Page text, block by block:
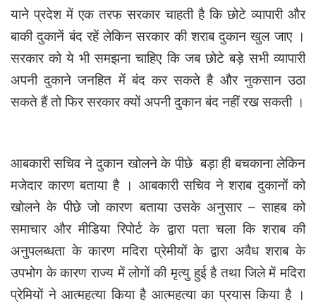
याने प्रदेश में एक तरफ सरकार चाहती है कि छोटे व्यापारी और
बाकी दुकानें बंद रहें लेकिन सरकार की शराब दुकान खुल जाए ।
सरकार को ये भी समझना चाहिए कि जब छोटे बड़े सभी व्यापारी
अपनी दुकाने जनहित में बंद कर सकते है और नुकसान उठा
सकते हैं तो फिर सरकार क्यों अपनी दुकान बंद नहीं रख सकती ।
आबकारी सचिव ने दुकान खोलने के पीछे बड़ा ही बचकाना लेकिन
मजेदार कारण बताया है । आबकारी सचिव ने शराब दुकानों को
खोलने के पीछे जो कारण बताया उसके अनुसार – साहब को
समाचार और मीडिया रिपोर्ट के द्वारा पता चला कि शराब की
अनुपलब्धता के कारण मदिरा प्रेमीयों के द्वारा अवैध शराब के
उपभोग के कारण राज्य में लोगों की मृत्यु हुई है तथा जिले में मदिरा
प्रेमियों ने आत्महत्या किया है आत्महत्या का प्रयास किया है ।